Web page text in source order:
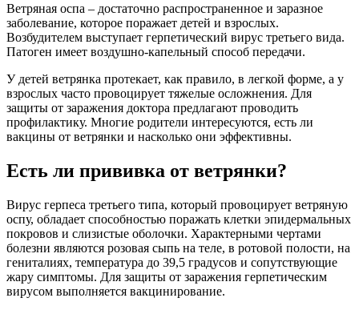
Ветряная оспа – достаточно распространенное и заразное
заболевание, которое поражает детей и взрослых.
Возбудителем выступает герпетический вирус третьего вида.
Патоген имеет воздушно-капельный способ передачи.
У детей ветрянка протекает, как правило, в легкой форме, а у
взрослых часто провоцирует тяжелые осложнения. Для
защиты от заражения доктора предлагают проводить
профилактику. Многие родители интересуются, есть ли
вакцины от ветрянки и насколько они эффективны.
Есть ли прививка от ветрянки?
Вирус герпеса третьего типа, который провоцирует ветряную
оспу, обладает способностью поражать клетки эпидермальных
покровов и слизистые оболочки. Характерными чертами
болезни являются розовая сыпь на теле, в ротовой полости, на
гениталиях, температура до 39,5 градусов и сопутствующие
жару симптомы. Для защиты от заражения герпетическим
вирусом выполняется вакцинирование.